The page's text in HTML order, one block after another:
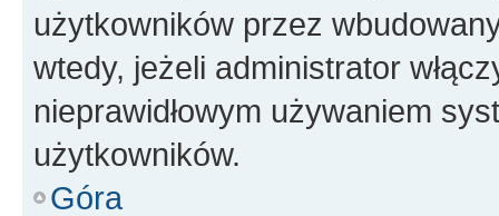
użytkowników przez
wtedy, jeżeli administrator
nieprawidłowym używaniem
użytkowników.
Góra